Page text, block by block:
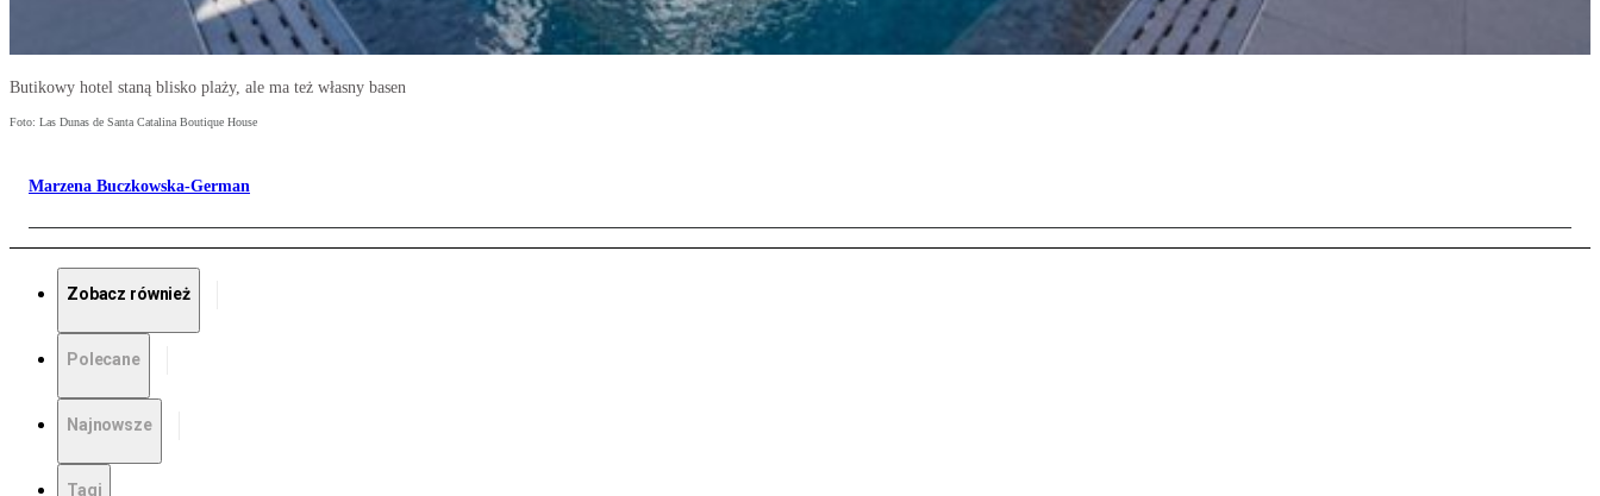
Butikowy hotel staną blisko plaży, ale ma też własny basen
Foto: Las Dunas de Santa Catalina Boutique House
Marzena Buczkowska-German
Zobacz również
Polecane
Najnowsze
Tagi